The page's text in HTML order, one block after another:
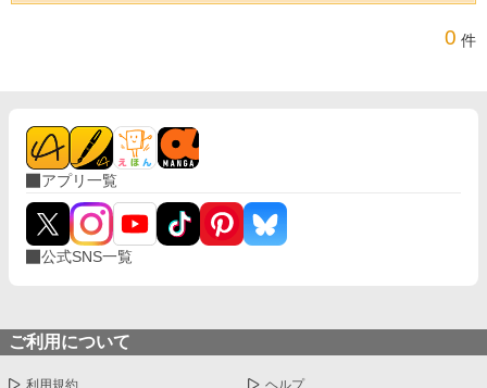
0 件
アプリ一覧
公式SNS一覧
ご利用について
利用規約 ヘルプ